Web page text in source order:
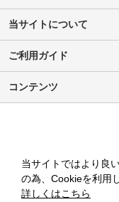
当サイトについて
ご利用ガイド
コンテンツ
当サイトではより良
の為、Cookieを利用
詳しくはこちら